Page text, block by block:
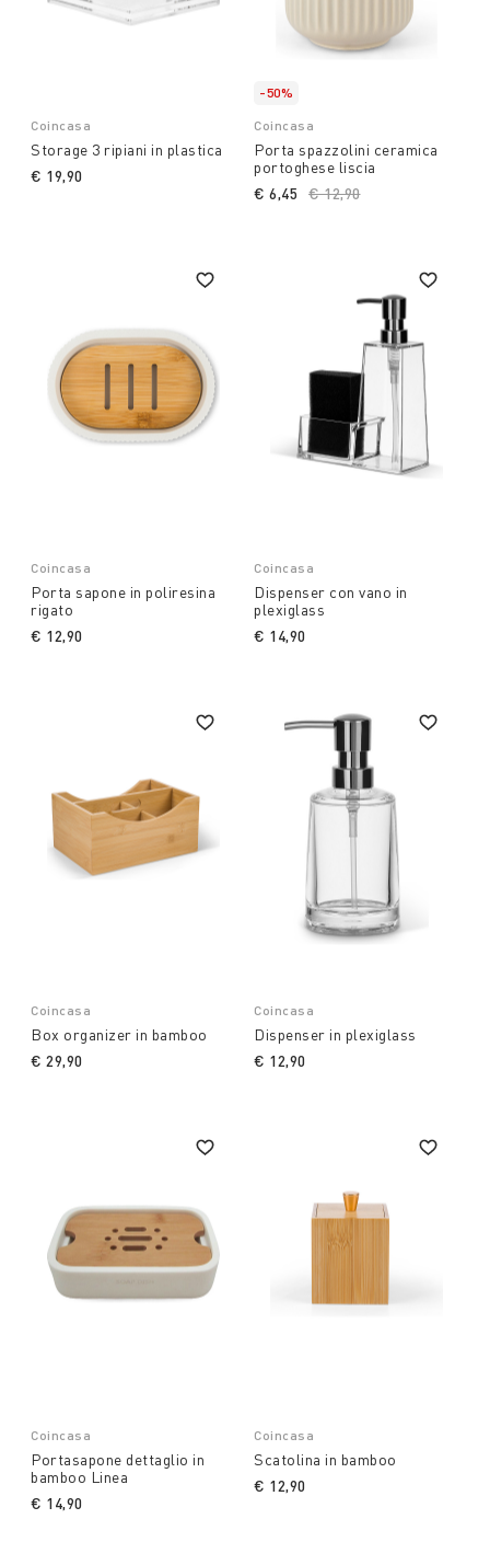
Coincasa
Storage 3 ripiani in plastica
€ 19,90
-50%
Coincasa
Porta spazzolini ceramica
portoghese liscia
Price reduced from
€ 12,90to
€ 6,45
Coincasa
Porta sapone in poliresina
rigato
€ 12,90
Coincasa
Dispenser con vano in
plexiglass
€ 14,90
Coincasa
Box organizer in bamboo
€ 29,90
Coincasa
Dispenser in plexiglass
€ 12,90
Coincasa
Portasapone dettaglio in
bamboo Linea
€ 14,90
Coincasa
Scatolina in bamboo
€ 12,90